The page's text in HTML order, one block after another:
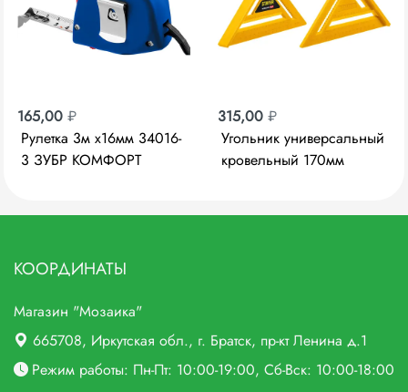
165,00 ₽
Рулетка 3м х16мм 34016-
3 ЗУБР КОМФОРТ
315,00 ₽
Угольник универсальный
кровельный 170мм
КООРДИНАТЫ
Магазин "Мозаика"
665708, Иркутская обл., г. Братск, пр-кт Ленина д.1
Режим работы: Пн-Пт: 10:00-19:00, Сб-Вск: 10:00-18:00